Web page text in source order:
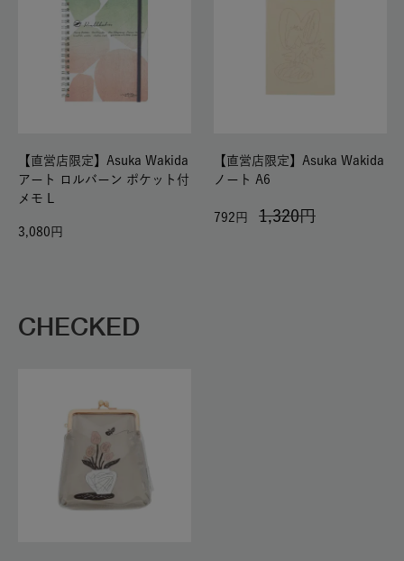
【直営店限定】Asuka Wakida
アート ロルバーン ポケット付
メモ L
3,080
【直営店限定】Asuka Wakida
ノート A6
1,320
792
CHECKED